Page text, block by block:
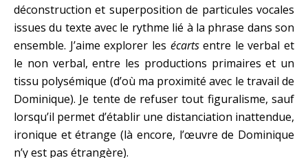
déconstruction et superposition de particules vocales
issues du texte avec le rythme lié à la phrase dans son
ensemble. J’aime explorer les écartsentre le verbal et
le non verbal, entre les productions primaires et un
tissu polysémique (d’où ma proximité avec le travail de
Dominique). Je tente de refuser tout figuralisme, sauf
lorsqu’il permet d’établir une distanciation inattendue,
ironique et étrange (là encore, l’œuvre de Dominique
n’y est pas étrangère).